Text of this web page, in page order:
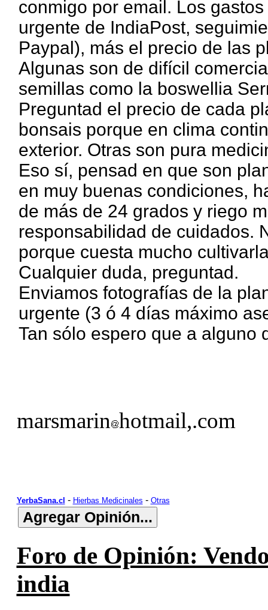
conmigo por email. Los
urgente de IndiaPost,
Paypal), más el precio de las
Algunas son de difícil
semillas como la boswellia
Preguntad el precio de cada
bonsais porque en clima
exterior. Otras son pura
Eso sí, pensad en que son
en muy buenas condiciones,
de más de 24 grados y riego
responsabilidad de cuidados.
porque cuesta mucho
Cualquier duda, preguntad.
Enviamos fotografías de la
urgente (3 ó 4 días máximo
Tan sólo espero que a alguno
marsmarin hotmail,.com
YerbaSana.cl - Hierbas Medicinales - Otras
Foro de Opinión:
india